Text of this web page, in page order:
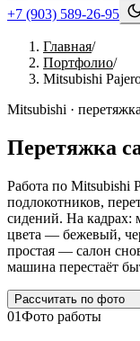
+7 (903) 589-26-95
Главная/
Портфолио/
Mitsubishi
Mitsubishi ·
Перетяжка
Работа по Mitsubishi
подлокотников,
сидений. На кадрах:
цвета — бежевый,
простая — салон
машина перестаёт
Рассчитать по фото
01Фото работы